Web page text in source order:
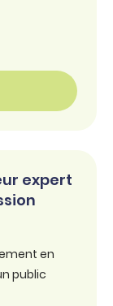
expert
en
public